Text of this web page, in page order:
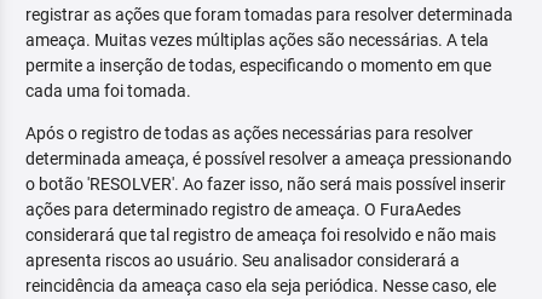
registrar as ações que foram tomadas para resolver determinada
ameaça. Muitas vezes múltiplas ações são necessárias. A tela
permite a inserção de todas, especificando o momento em que
cada uma foi tomada.
Após o registro de todas as ações necessárias para resolver
determinada ameaça, é possível resolver a ameaça pressionando
o botão 'RESOLVER'. Ao fazer isso, não será mais possível inserir
ações para determinado registro de ameaça. O FuraAedes
considerará que tal registro de ameaça foi resolvido e não mais
apresenta riscos ao usuário. Seu analisador considerará a
reincidência da ameaça caso ela seja periódica. Nesse caso, ele